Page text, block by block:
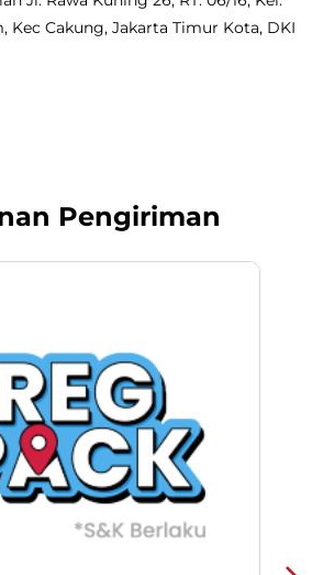
Kec Cakung, Jakarta Timur Kota, DKI
Pengiriman